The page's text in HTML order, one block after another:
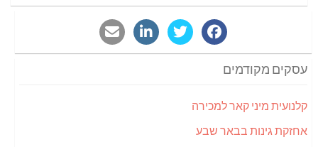
עסקים מקודמים
קלנועית מיני קאר למכירה
אחזקת גינות בבאר שבע